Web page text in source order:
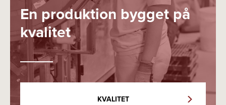
En produktion bygget på
kvalitet
KVALITET